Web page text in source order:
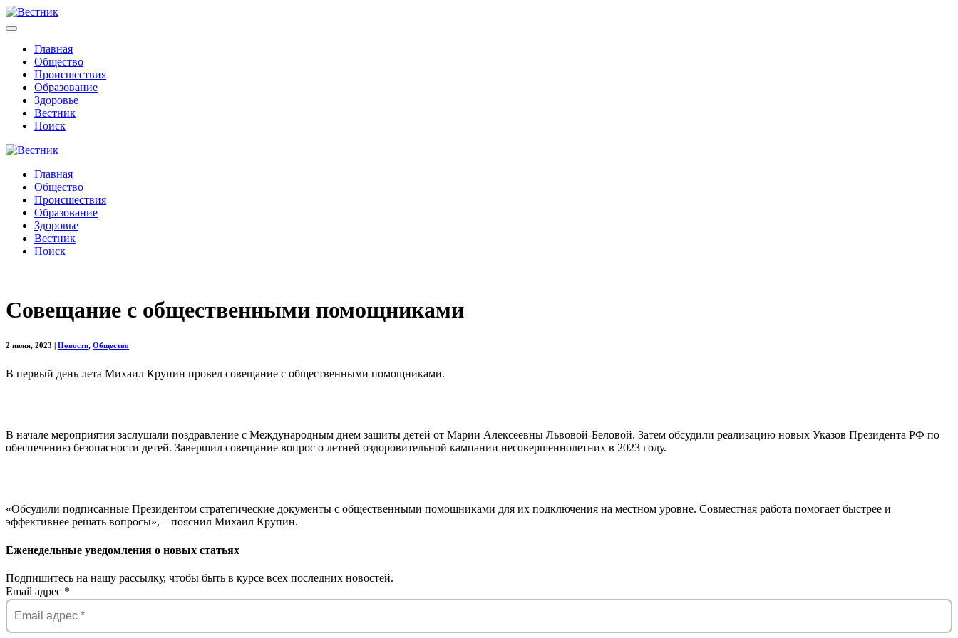
Главная
Общество
Происшествия
Образование
Здоровье
Вестник
Поиск
Главная
Общество
Происшествия
Образование
Здоровье
Вестник
Поиск
Совещание с общественными помощниками
2 июня, 2023 Новости, Общество
В первый день лета Михаил Крупин провел совещание с общественными помощниками.
В начале мероприятия заслушали поздравление с Международным днем защиты детей от Марии Алексеевны Львовой-Беловой. Затем обсудили реализацию новых Указов Президента РФ по
обеспечению безопасности детей. Завершил совещание вопрос о летней оздоровительной кампании несовершеннолетних в 2023 году.
«Обсудили подписанные Президентом стратегические документы с общественными помощниками для их подключения на местном уровне. Совместная работа помогает быстрее и
эффективнее решать вопросы», – пояснил Михаил Крупин.
Еженедельные уведомления о новых статьях
Подпишитесь на нашу рассылку, чтобы быть в курсе всех последних новостей.
Email адрес *